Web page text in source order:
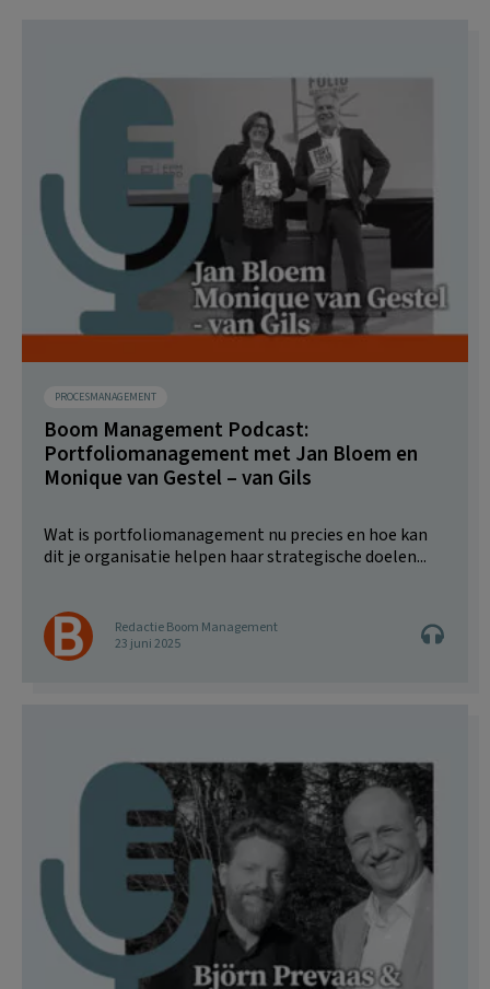
PROCESMANAGEMENT
Boom Management Podcast:
Portfoliomanagement met Jan Bloem en
Monique van Gestel – van Gils
Wat is portfoliomanagement nu precies en hoe kan
dit je organisatie helpen haar strategische doelen...
Redactie Boom Management
23 juni 2025